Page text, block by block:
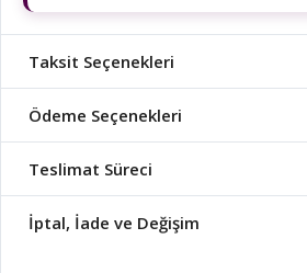
Taksit Seçenekleri
Ödeme Seçenekleri
Teslimat Süreci
İptal, İade ve Değişim